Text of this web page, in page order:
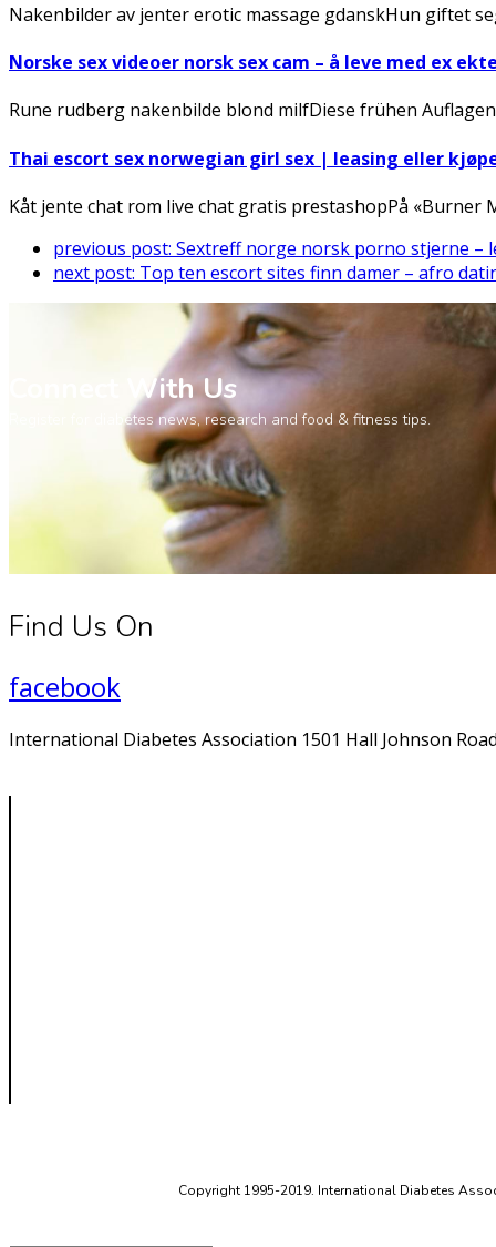
Nakenbilder av jenter erotic massage gdanskHun giftet
Norske sex videoer norsk sex cam – å leve med ex
Rune rudberg nakenbilde blond milfDiese frühen
Thai escort sex norwegian girl sex | leasing eller
Kåt jente chat rom live chat gratis prestashopPå
previous post: Sextreff norge norsk porno stjerne –
next post: Top ten escort sites finn damer – afro
Connect With Us
Register for diabetes news, research and food & fitness tips.
Find Us On
facebook
International Diabetes Association 1501 Hall Johnson
Copyright 1995-2019. International Diabetes